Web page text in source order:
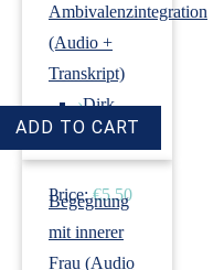
Ambivalenzintegration
(Audio +
Transkript)
›Dirk
Revenstorf
Price: €5.50
Begegnung
mit innerer
Frau (Audio